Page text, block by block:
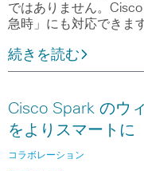
ではありません。
急時」にも対応できま
続きを読む
Cisco Spark のウ
をよりスマートに
コラボレーション